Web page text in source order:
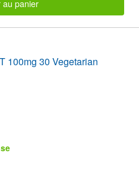
au panier
100mg 30 Vegetarian